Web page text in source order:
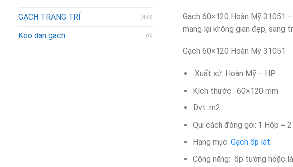
GẠCH TRANG TRÍ (459)
Keo dán gạch (6)
Gạch 60×120 Hoàn Mỹ 31051
mang lại không gian đẹp, sang
Gạch 60×120 Hoàn Mỹ 31051
Xuất xứ: Hoàn Mỹ – HP
Kích thước : 60×120 mm
Đvt: m2
Qui cách đóng gói: 1 Hộp =
Hạng mục:Gạch ốp lát
Công năng: ốp tường hoặc